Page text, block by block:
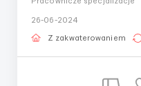
koszt. Do miejsca pracy
pracodawcy po 4 osoby
26-06-2024
Z zakwaterowaniem